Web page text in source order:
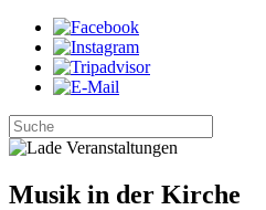
Musik in der Kirche